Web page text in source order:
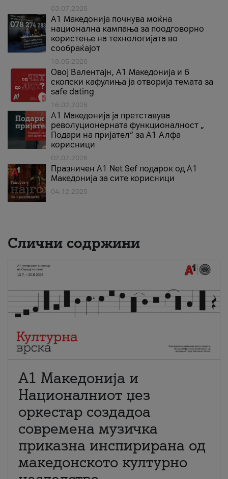
03.07.2026
A1 Македонија почнува моќна
национална кампања за поодговорно
користење на технологијата во
сообраќајот
18.05.2026
Овој Валентајн, A1 Македонија и 6
скопски кафулиња ја отворија темата за
safe dating
16.02.2026
А1 Македонија ја претставува
револуционерната функционалност „
Подари на пријател“ за А1 Алфа
корисници
02.02.2026
Празничен A1 Net Sеf подарок од А1
Македонија за сите корисници
04.12.2025
Слични содржини
А1 Македонија и
Националниот џез
оркестар создадоа
современа музичка
приказна инспирирана од
македонското културно